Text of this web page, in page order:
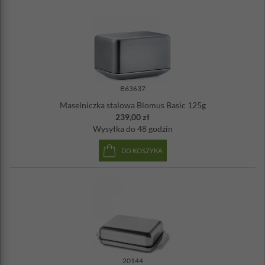
B63637
Maselniczka stalowa Blomus Basic 125g
239,00 zł
Wysyłka do 48 godzin
DO KOSZYKA
20144